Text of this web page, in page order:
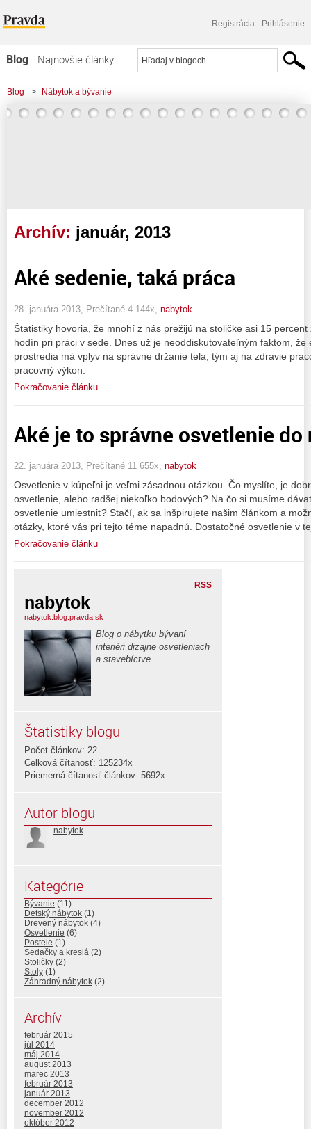
Registrácia Prihlásenie
Blog
Najnovšie články
Najčítanejšie články
Najkomentovanejšie články
Blog > Nábytok a bývanie
Archív: január, 2013
Aké sedenie, taká práca
28. januára 2013, Prečítané 4 144x, nabytok
Štatistiky hovoria, že mnohí z nás prežijú na stoličke asi 15
hodín pri práci v sede. Dnes už je neoddiskutovateľným faktom,
prostredia má vplyv na správne držanie tela, tým aj na zdravie
pracovný výkon.
Pokračovanie článku
Aké je to správne osvetlenie
22. januára 2013, Prečítané 11 655x, nabytok
Osvetlenie v kúpeľni je veľmi zásadnou otázkou. Čo myslíte, je
osvetlenie, alebo radšej niekoľko bodových? Na čo si musíme
osvetlenie umiestniť? Stačí, ak sa inšpirujete našim článkom a
otázky, ktoré vás pri tejto téme napadnú. Dostatočné osvetlenie v
Pokračovanie článku
RSS
nabytok
nabytok.blog.pravda.sk
Blog o nábytku bývaní
interiéri dizajne osvetleniach
a stavebíctve.
Štatistiky blogu
Počet článkov: 22
Celková čítanosť: 125234x
Priemerná čítanosť článkov: 5692x
Autor blogu
nabytok
Kategórie
Bývanie (11)
Detský nábytok (1)
Drevený nábytok (4)
Osvetlenie (6)
Postele (1)
Sedačky a kreslá (2)
Stoličky (2)
Stoly (1)
Záhradný nábytok (2)
Archív
február 2015
júl 2014
máj 2014
august 2013
marec 2013
február 2013
január 2013
december 2012
november 2012
október 2012